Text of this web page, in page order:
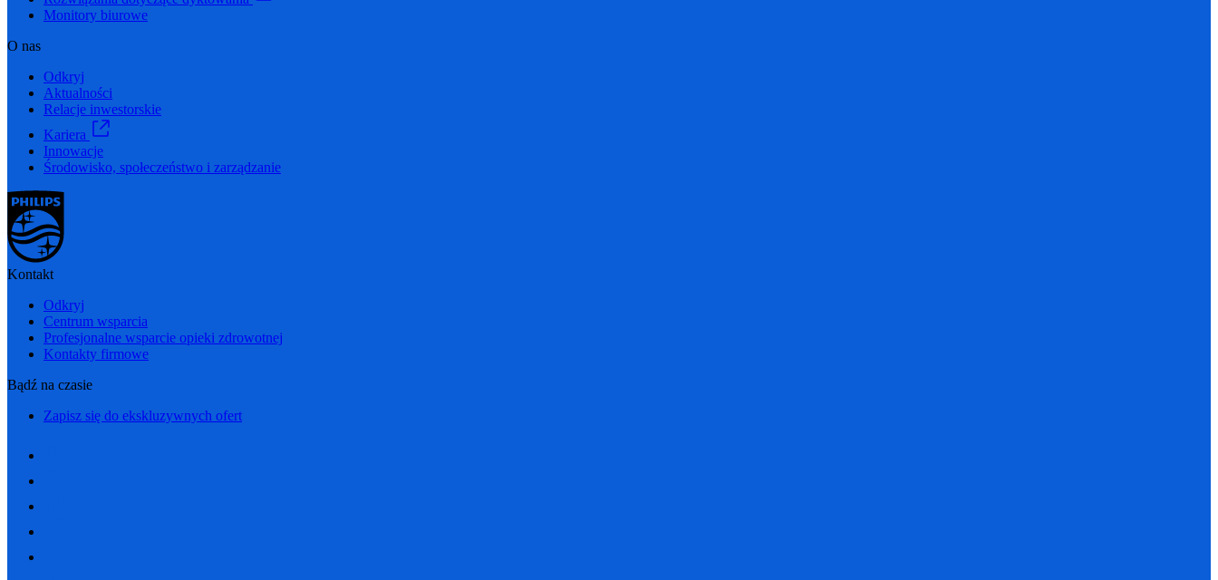
Monitory biurowe
O nas
Odkryj
Aktualności
Relacje inwestorskie
Kariera
Innowacje
Środowisko, społeczeństwo i zarządzanie
Kontakt
Odkryj
Centrum wsparcia
Profesjonalne wsparcie opieki zdrowotnej
Kontakty firmowe
Bądź na czasie
Zapisz się do ekskluzywnych ofert